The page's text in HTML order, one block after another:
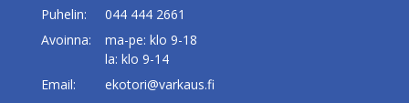
Puhelin:
044 444 2661
Avoinna:
ma-pe: klo 9-18
la: klo 9-14
Email:
ekotori@varkaus.fi